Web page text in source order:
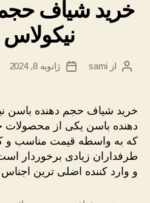
خرید شیاف
نویسندهٔ
از sami
تاریخژانویه 8, 2024
خرید شیاف حجم دهنده
دهنده باسن یکی از محصولات
که به واسطه قیمت مناسب و
طرفداران زیادی برخوردار
و وارد کننده اضلی ترین